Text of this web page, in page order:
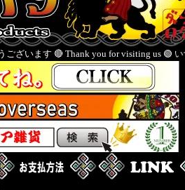
you for visiting us 🟢 いつもご愛顧